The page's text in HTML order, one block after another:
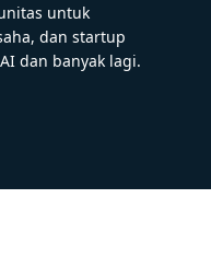
untuk
dan startup
dan banyak lagi.